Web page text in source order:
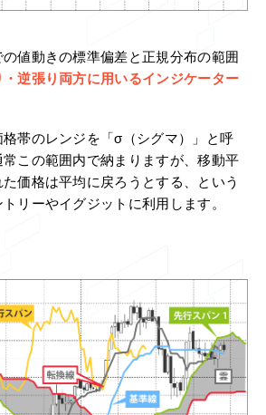
値動きの標準偏差と正規分布の範囲
・逆張り両方に用いるインジケーター
帯のレンジを「σ（シグマ）」と呼
この範囲内で納まりますが、移動平
価格は平均に戻ろうとする、という
リーやイグジットに利用します。